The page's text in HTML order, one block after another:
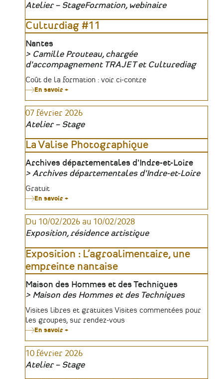
de
décennal
3
Atelier – StageFormation, webinaire
Culturdiag #11
Lieu
Nantes
Organisateur
Camille Prouteau, chargée
d'accompagnement TRAJET et Culturediag
Tarifs
Coût de la formation : voir ci-contre
En savoir +
#11
07 février 2026
Atelier – Stage
La Valise Photographique
Lieu
Archives départementales d'Indre-et-Loire
Organisateur
Archives départementales d'Indre-et-Loire
Tarifs
Gratuit
En savoir +
Valise
Photographique
Du 10/02/2026 au 10/02/2028
Exposition, résidence artistique
Exposition : L’agroalimentaire, une
empreinte nantaise
Lieu
Maison des Hommes et des Techniques
Organisateur
Maison des Hommes et des Techniques
Tarifs
Visites libres et gratuites Visites commentées pour
les groupes, sur rendez-vous
En savoir +
:
L’agroalimentaire,
empreinte
10 février 2026
Atelier – Stage